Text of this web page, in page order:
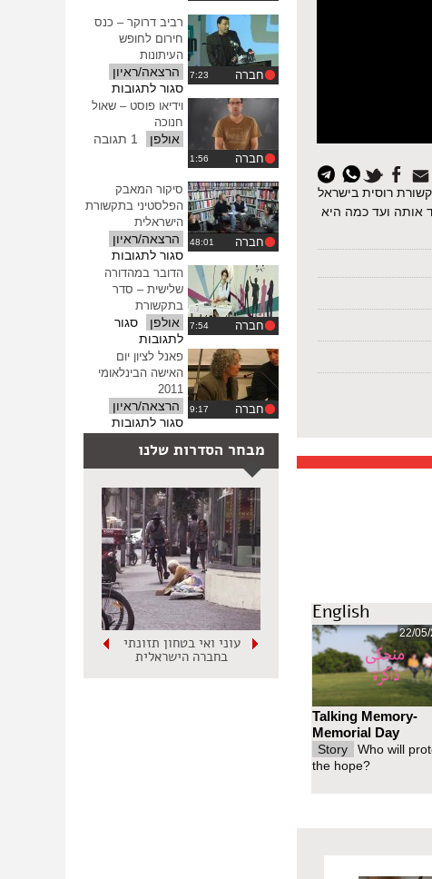
רוסית בישראל
אותה ועד כמה היא
English
22/
Talking Memory-
Memorial Day
Story
Who will
the hope?
–
חברה
רביב דרוקר – כנס
חירום לחופש
העיתונות
הרצאה/ראיון
סגור לתגובותעל
רביב
–
העיתונות
חברה
וידיאו פוסט – שאול
חנוכה
אולפן 1 תגובה
חברה
סיקור המאבק
הפלסטיני בתקשורת
הישראלית
הרצאה/ראיון
סגור לתגובותעל
סיקור
חברה
הדובר במהדורה
שלישית – סדר
בתקשורת
אולפן
סגור
לתגובותעל
הדובר
במהדורה
–
סדר
בתקשורת
חברה
פאנל לציון יום
האישה הבינלאומי
2011
הרצאה/ראיון
סגור לתגובותעל
פאנל
יום
האישה
הבינלאומי
2011
מבחר הסדרות שלנו
עוני ואי בטחון תזונתי
בחברה הישראלית